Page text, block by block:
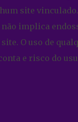
site
implica
O uso de
e risco do